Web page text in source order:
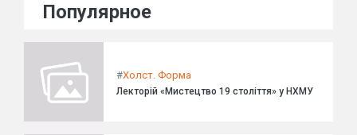
Популярное
#Холст. Форма
Лекторій «Мистецтво 19 століття» у НХМУ